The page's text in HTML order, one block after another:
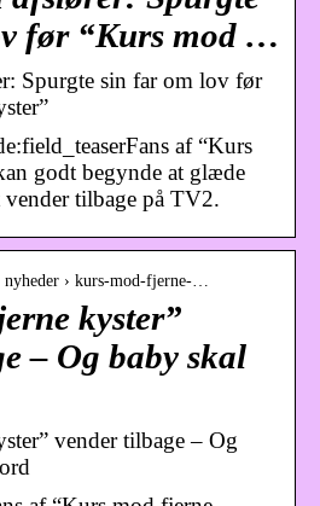
før “Kurs mod …
Spurgte sin far om lov før
af “Kurs
godt begynde at glæde
tilbage på TV2.
› kurs-mod-fjerne-…
kyster”
– Og baby skal
vender tilbage – Og